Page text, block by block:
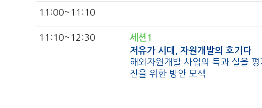
11:00~11:10
11:10~12:30
세션1
저유가 시대, 자원개발의 호기다
해외자원개발 사업의 득과 실을
진을 위한 방안 모색